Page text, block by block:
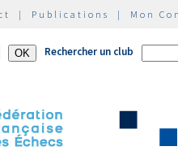
| Publications | Mon
Rechercher un club